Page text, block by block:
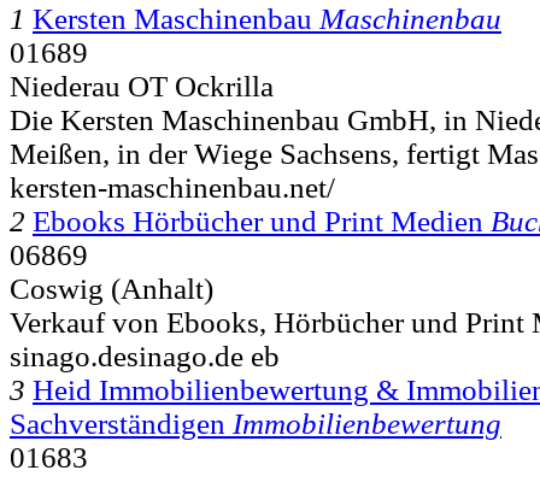
1 Kersten Maschinenbau Maschinenbau
01689
Niederau OT Ockrilla
Die Kersten Maschinenbau GmbH, in
Meißen, in der Wiege Sachsens, fertigt
kersten-maschinenbau.net/
2 Ebooks Hörbücher und Print Medien
06869
Coswig (Anhalt)
Verkauf von Ebooks, Hörbücher und Print
sinago.desinago.de eb
3 Heid Immobilienbewertung &
Sachverständigen Immobilienbewertung
01683